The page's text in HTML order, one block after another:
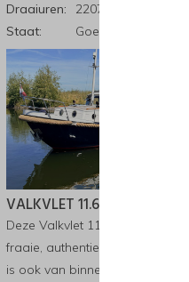
Draaiuren:
2207
Staat:
Goed
VALKVLET 11.60 OK/AK
Deze Valkvlet 11.60 heeft een
fraaie, authentieke uitstraling en
is ook van binnen smaakvol en